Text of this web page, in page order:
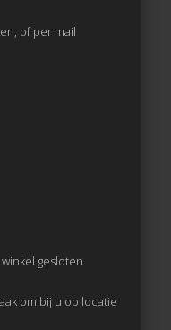
of per mail
gesloten.
om bij u op locatie